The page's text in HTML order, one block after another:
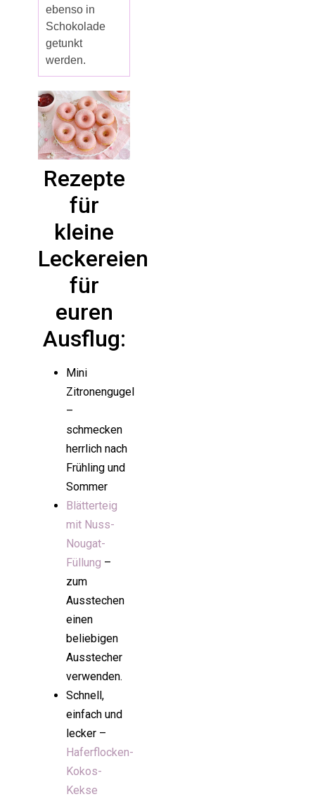
ebenso in
Schokolade
getunkt
werden.
Rezepte
für
kleine
Leckereien
für
euren
Ausflug:
Mini
Zitronengugel
–
schmecken
herrlich nach
Frühling und
Sommer
Blätterteig
mit Nuss-
Nougat-
Füllung –
zum
Ausstechen
einen
beliebigen
Ausstecher
verwenden.
Schnell,
einfach und
lecker –
Haferflocken-
Kokos-
Kekse